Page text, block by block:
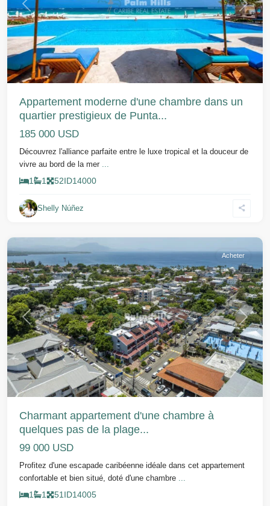
Précédent Suivant
Appartement moderne d'une chambre dans un
quartier prestigieux de Punta...
185 000 USD
Découvrez l'alliance parfaite entre le luxe tropical et la douceur de
vivre au bord de la mer ...
1 1 52ID14000
Shelly Núñez
Précédent Suivant
Acheter
Charmant appartement d'une chambre à
quelques pas de la plage...
99 000 USD
Profitez d'une escapade caribéenne idéale dans cet appartement
confortable et bien situé, doté d'une chambre
1 1 51 ID14005